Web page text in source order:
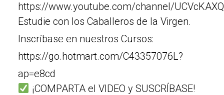
https://www.youtube.com/channel/
Estudie con los Caballeros de la Virgen.
Inscríbase en nuestros Cursos:
https://go.hotmart.com/C43357076L?
ap=e8cd
¡COMPARTA el VIDEO y SUSCRÍBASE!